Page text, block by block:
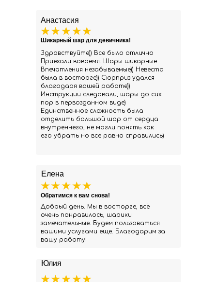
Юлия
Елена
Добрый день. Мы в восторге, всё
очень понравилось, шарики
замечательные. Будем пользоваться
вашими услугами еще. Благодарим за
вашу работу!
Обратимся к вам снова!
Анастасия
Здравствуйте)) Все было отлично
Приехали вовремя. Шары шикарные
Впечатления незабываемые)) Невеста
была в восторге)) Сюрприз удался
благодаря вашей работе))
Инструкции следовали, шары до сих
пор в первозданном виде)
Единственное сложность была
отделить большой шар от сердца
внутреннего, не могли понять как
его убрать но все равно справились)
Шикарный шар для девичника!